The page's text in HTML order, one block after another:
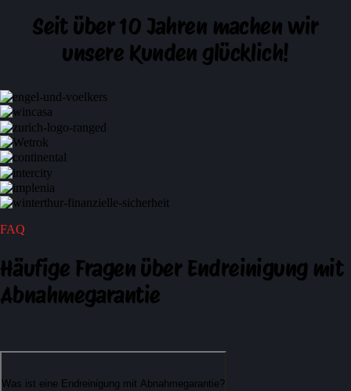
Seit über 10 Jahren machen wir
unsere Kunden glücklich!
FAQ
Häufige Fragenüber Endreinigung mit
Abnahmegarantie
Was ist eine Endreinigung mit Abnahmegarantie?